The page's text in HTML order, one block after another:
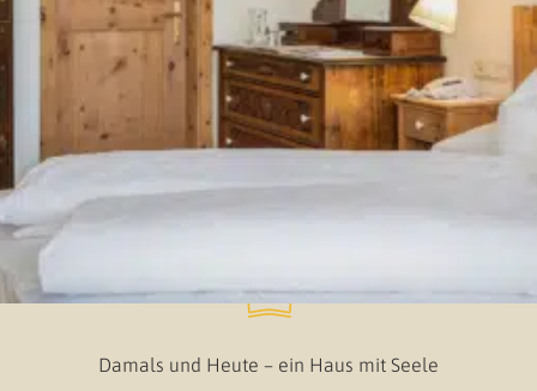
Damals und Heute – ein Haus mit Seele